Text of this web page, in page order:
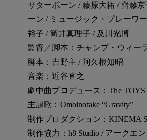
サターポーン / 藤原大祐 / 齊藤
ーン / ミュージック・プレーワ
裕子 / 筒井真理子 / 及川光博
監督／脚本：チャンプ・ウィー
脚本：吉野主 / 阿久根知昭
音楽：近谷直之
劇中曲プロデュース：The TOYS
主題歌：Omoinotake “Gravity”
制作プロダクション：KINEMA
制作協力：h8 Studio / アークエ